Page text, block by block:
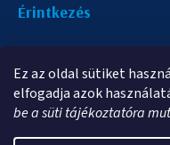
Ez az oldal sütiket
elfogadja azok
be a süti tájékoztatóra
Érintkezés
info@elampa.hu